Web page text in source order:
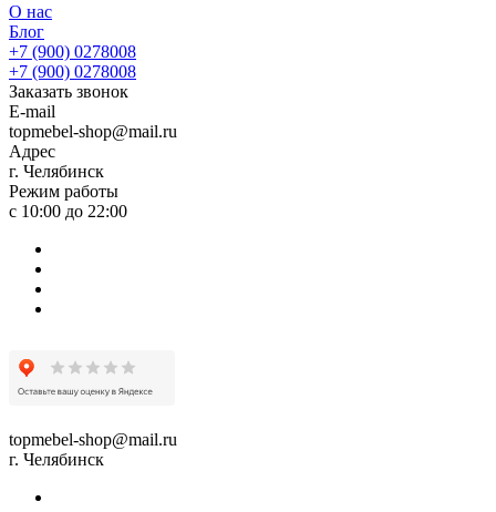
О нас
Блог
+7 (900) 0278008
+7 (900) 0278008
Заказать звонок
E-mail
topmebel-shop@mail.ru
Адрес
г. Челябинск
Режим работы
с 10:00 до 22:00
topmebel-shop@mail.ru
г. Челябинск